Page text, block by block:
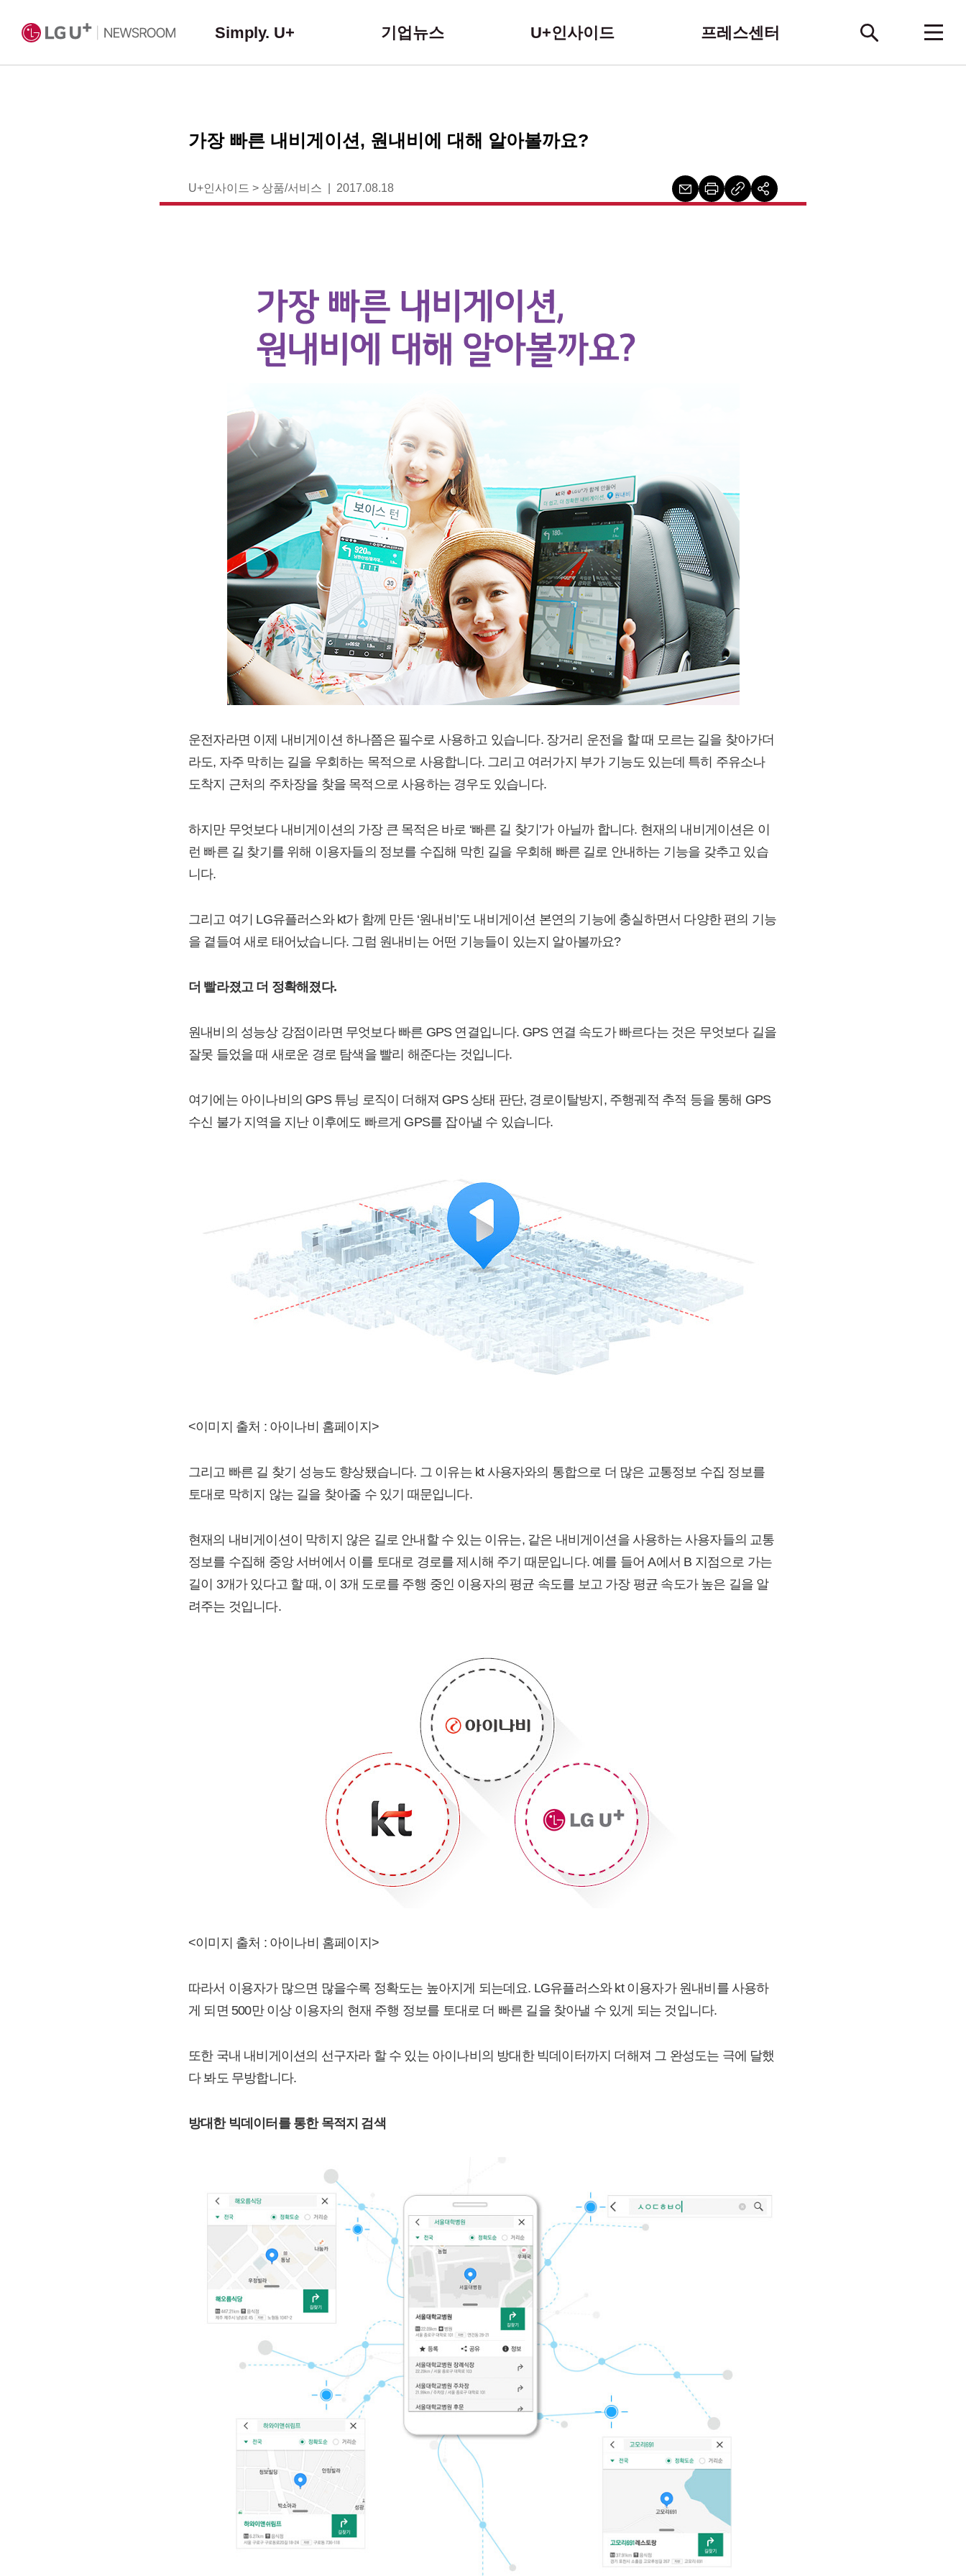
Simply. U+ 기업뉴스 U+인사이드 프레스센터
가장 빠른 내비게이션, 원내비에 대해 알아볼까요?
U+인사이드 > 상품/서비스 2017.08.18
운전자라면 이제 내비게이션 하나쯤은 필수로 사용하고 있습니다. 장거리 운전을 할 때 모르는 길을 찾아가더
라도, 자주 막히는 길을 우회하는 목적으로 사용합니다. 그리고 여러가지 부가 기능도 있는데 특히 주유소나
도착지 근처의 주차장을 찾을 목적으로 사용하는 경우도 있습니다.
하지만 무엇보다 내비게이션의 가장 큰 목적은 바로 ‘빠른 길 찾기’가 아닐까 합니다. 현재의 내비게이션은 이
런 빠른 길 찾기를 위해 이용자들의 정보를 수집해 막힌 길을 우회해 빠른 길로 안내하는 기능을 갖추고 있습
니다.
그리고 여기 LG유플러스와 kt가 함께 만든 ‘원내비’도 내비게이션 본연의 기능에 충실하면서 다양한 편의 기능
을 곁들여 새로 태어났습니다. 그럼 원내비는 어떤 기능들이 있는지 알아볼까요?
더 빨라졌고 더 정확해졌다.
원내비의 성능상 강점이라면 무엇보다 빠른 GPS 연결입니다. GPS 연결 속도가 빠르다는 것은 무엇보다 길을
잘못 들었을 때 새로운 경로 탐색을 빨리 해준다는 것입니다.
여기에는 아이나비의 GPS 튜닝 로직이 더해져 GPS 상태 판단, 경로이탈방지, 주행궤적 추적 등을 통해 GPS
수신 불가 지역을 지난 이후에도 빠르게 GPS를 잡아낼 수 있습니다.
<이미지 출처 : 아이나비 홈페이지>
그리고 빠른 길 찾기 성능도 향상됐습니다. 그 이유는 kt 사용자와의 통합으로 더 많은 교통정보 수집 정보를
토대로 막히지 않는 길을 찾아줄 수 있기 때문입니다.
현재의 내비게이션이 막히지 않은 길로 안내할 수 있는 이유는, 같은 내비게이션을 사용하는 사용자들의 교통
정보를 수집해 중앙 서버에서 이를 토대로 경로를 제시해 주기 때문입니다. 예를 들어 A에서 B 지점으로 가는
길이 3개가 있다고 할 때, 이 3개 도로를 주행 중인 이용자의 평균 속도를 보고 가장 평균 속도가 높은 길을 알
려주는 것입니다.
<이미지 출처 : 아이나비 홈페이지>
따라서 이용자가 많으면 많을수록 정확도는 높아지게 되는데요. LG유플러스와 kt 이용자가 원내비를 사용하
게 되면 500만 이상 이용자의 현재 주행 정보를 토대로 더 빠른 길을 찾아낼 수 있게 되는 것입니다.
또한 국내 내비게이션의 선구자라 할 수 있는 아이나비의 방대한 빅데이터까지 더해져 그 완성도는 극에 달했
다 봐도 무방합니다.
방대한 빅데이터를 통한 목적지 검색